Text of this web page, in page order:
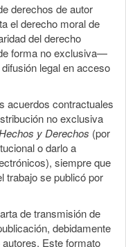
derechos de autor
el derecho moral de
del derecho
forma no exclusiva—
legal en acceso
acuerdos contractuales
no exclusiva
y Derechos (por
o darlo a
siempre que
trabajo se publicó por
de transmisión de
debidamente
Este formato